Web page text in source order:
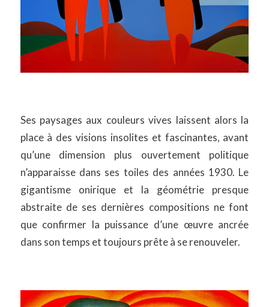
Ses paysages aux couleurs vives laissent alors la
place à des visions insolites et fascinantes, avant
qu’une dimension plus ouvertement politique
n’apparaisse dans ses toiles des années 1930. Le
gigantisme onirique et la géométrie presque
abstraite de ses dernières compositions ne font
que confirmer la puissance d’une œuvre ancrée
dans son temps et toujours prête à se renouveler.